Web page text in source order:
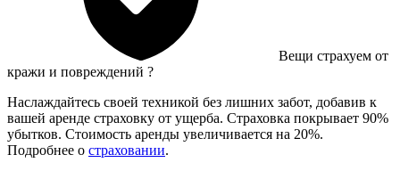
Вещи страхуем от
кражи и повреждений ?
Наслаждайтесь своей техникой без лишних забот, добавив к
вашей аренде страховку от ущерба. Страховка покрывает 90%
убытков. Стоимость аренды увеличивается на 20%.
Подробнее о страховании.